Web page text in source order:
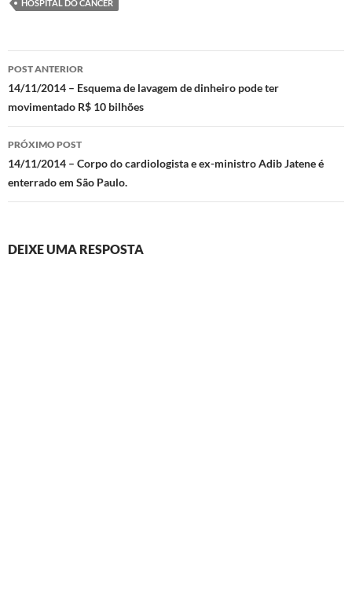
HOSPITAL DO CANCÊR
Navegação
de
posts
POST ANTERIOR
14/11/2014 – Esquema de lavagem de dinheiro pode ter
movimentado R$ 10 bilhões
PRÓXIMO POST
14/11/2014 – Corpo do cardiologista e ex-ministro Adib Jatene é
enterrado em São Paulo.
DEIXE UMA RESPOSTA